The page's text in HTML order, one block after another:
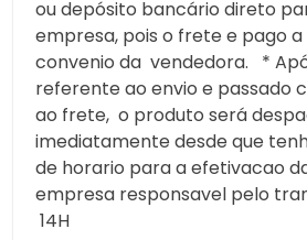
ou depósito bancário direto
empresa, pois o frete e pago
convenio da vendedora. *
referente ao envio e passado
ao frete, o produto será
imediatamente desde que
de horario para a efetivacao
empresa responsavel pelo
14H